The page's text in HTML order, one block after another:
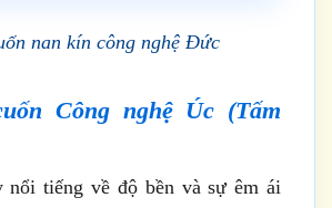
nan kín công nghệ Đức
Công nghệ Úc (Tấm
nổi tiếng về độ bền và sự êm ái